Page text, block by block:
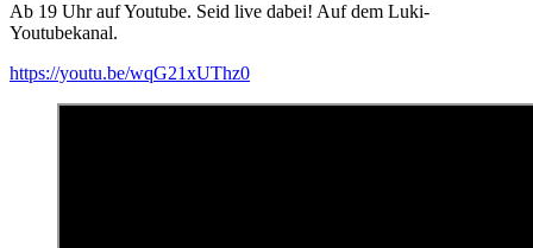
Ab 19 Uhr auf Youtube. Seid live dabei! Auf dem Luki-
Youtubekanal.
https://youtu.be/wqG21xUThz0